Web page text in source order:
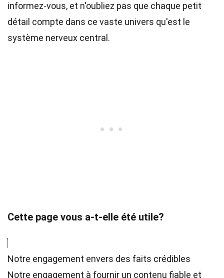
informez-vous, et n'oubliez pas que chaque petit
détail compte dans ce vaste univers qu'est le
système nerveux central.
Cette page vous a-t-elle été utile?
Notre engagement envers des faits crédibles
Notre engagement à fournir un contenu fiable et